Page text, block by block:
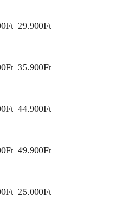
29.900Ft
35.900Ft
44.900Ft
49.900Ft
25.000Ft